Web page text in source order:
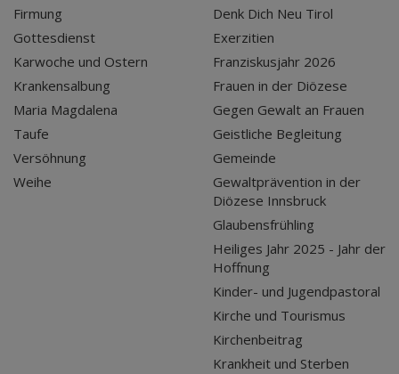
Firmung
Gottesdienst
Karwoche und Ostern
Krankensalbung
Maria Magdalena
Taufe
Versöhnung
Weihe
Denk Dich Neu Tirol
Exerzitien
Franziskusjahr 2026
Frauen in der Diözese
Gegen Gewalt an Frauen
Geistliche Begleitung
Gemeinde
Gewaltprävention in der
Diözese Innsbruck
Glaubensfrühling
Heiliges Jahr 2025 - Jahr der
Hoffnung
Kinder- und Jugendpastoral
Kirche und Tourismus
Kirchenbeitrag
Krankheit und Sterben